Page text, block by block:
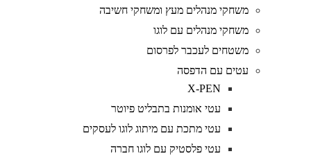
משחקי מנהלים מעץ ומשחקי חשיבה
משחקי מנהלים עם לוגו
משטחים לעכבר לפרסום
עטים עם הדפסה
X-PEN
עטי אומנות בתבליט פיוטר
עטי מתכת עם מיתוג לוגו לעסקים
עטי פלסטיק עם לוגו חברה